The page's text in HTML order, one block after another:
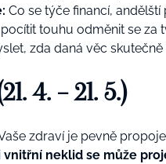
Co se týče financí,
touhu odměnit se za
zda daná věc
4. – 21. 5.)
zdraví je pevně
vnitřní neklid se může